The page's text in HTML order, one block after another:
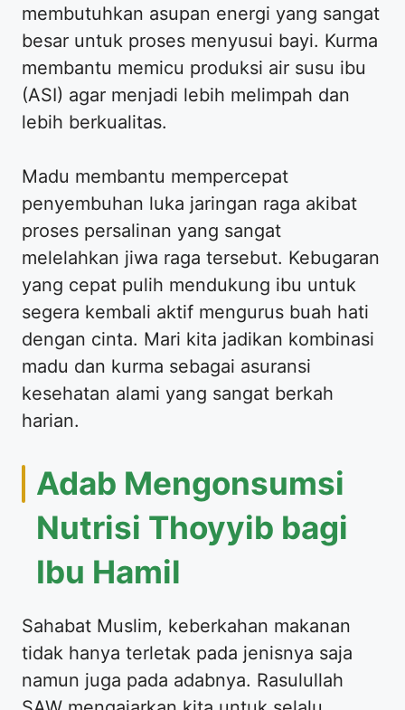
membutuhkan asupan energi yang sangat
besar untuk proses menyusui bayi. Kurma
membantu memicu produksi air susu ibu
(ASI) agar menjadi lebih melimpah dan
lebih berkualitas.
Madu membantu mempercepat
penyembuhan luka jaringan raga akibat
proses persalinan yang sangat
melelahkan jiwa raga tersebut. Kebugaran
yang cepat pulih mendukung ibu untuk
segera kembali aktif mengurus buah hati
dengan cinta. Mari kita jadikan kombinasi
madu dan kurma sebagai asuransi
kesehatan alami yang sangat berkah
harian.
Adab Mengonsumsi
Nutrisi Thoyyib bagi
Ibu Hamil
Sahabat Muslim, keberkahan makanan
tidak hanya terletak pada jenisnya saja
namun juga pada adabnya. Rasulullah